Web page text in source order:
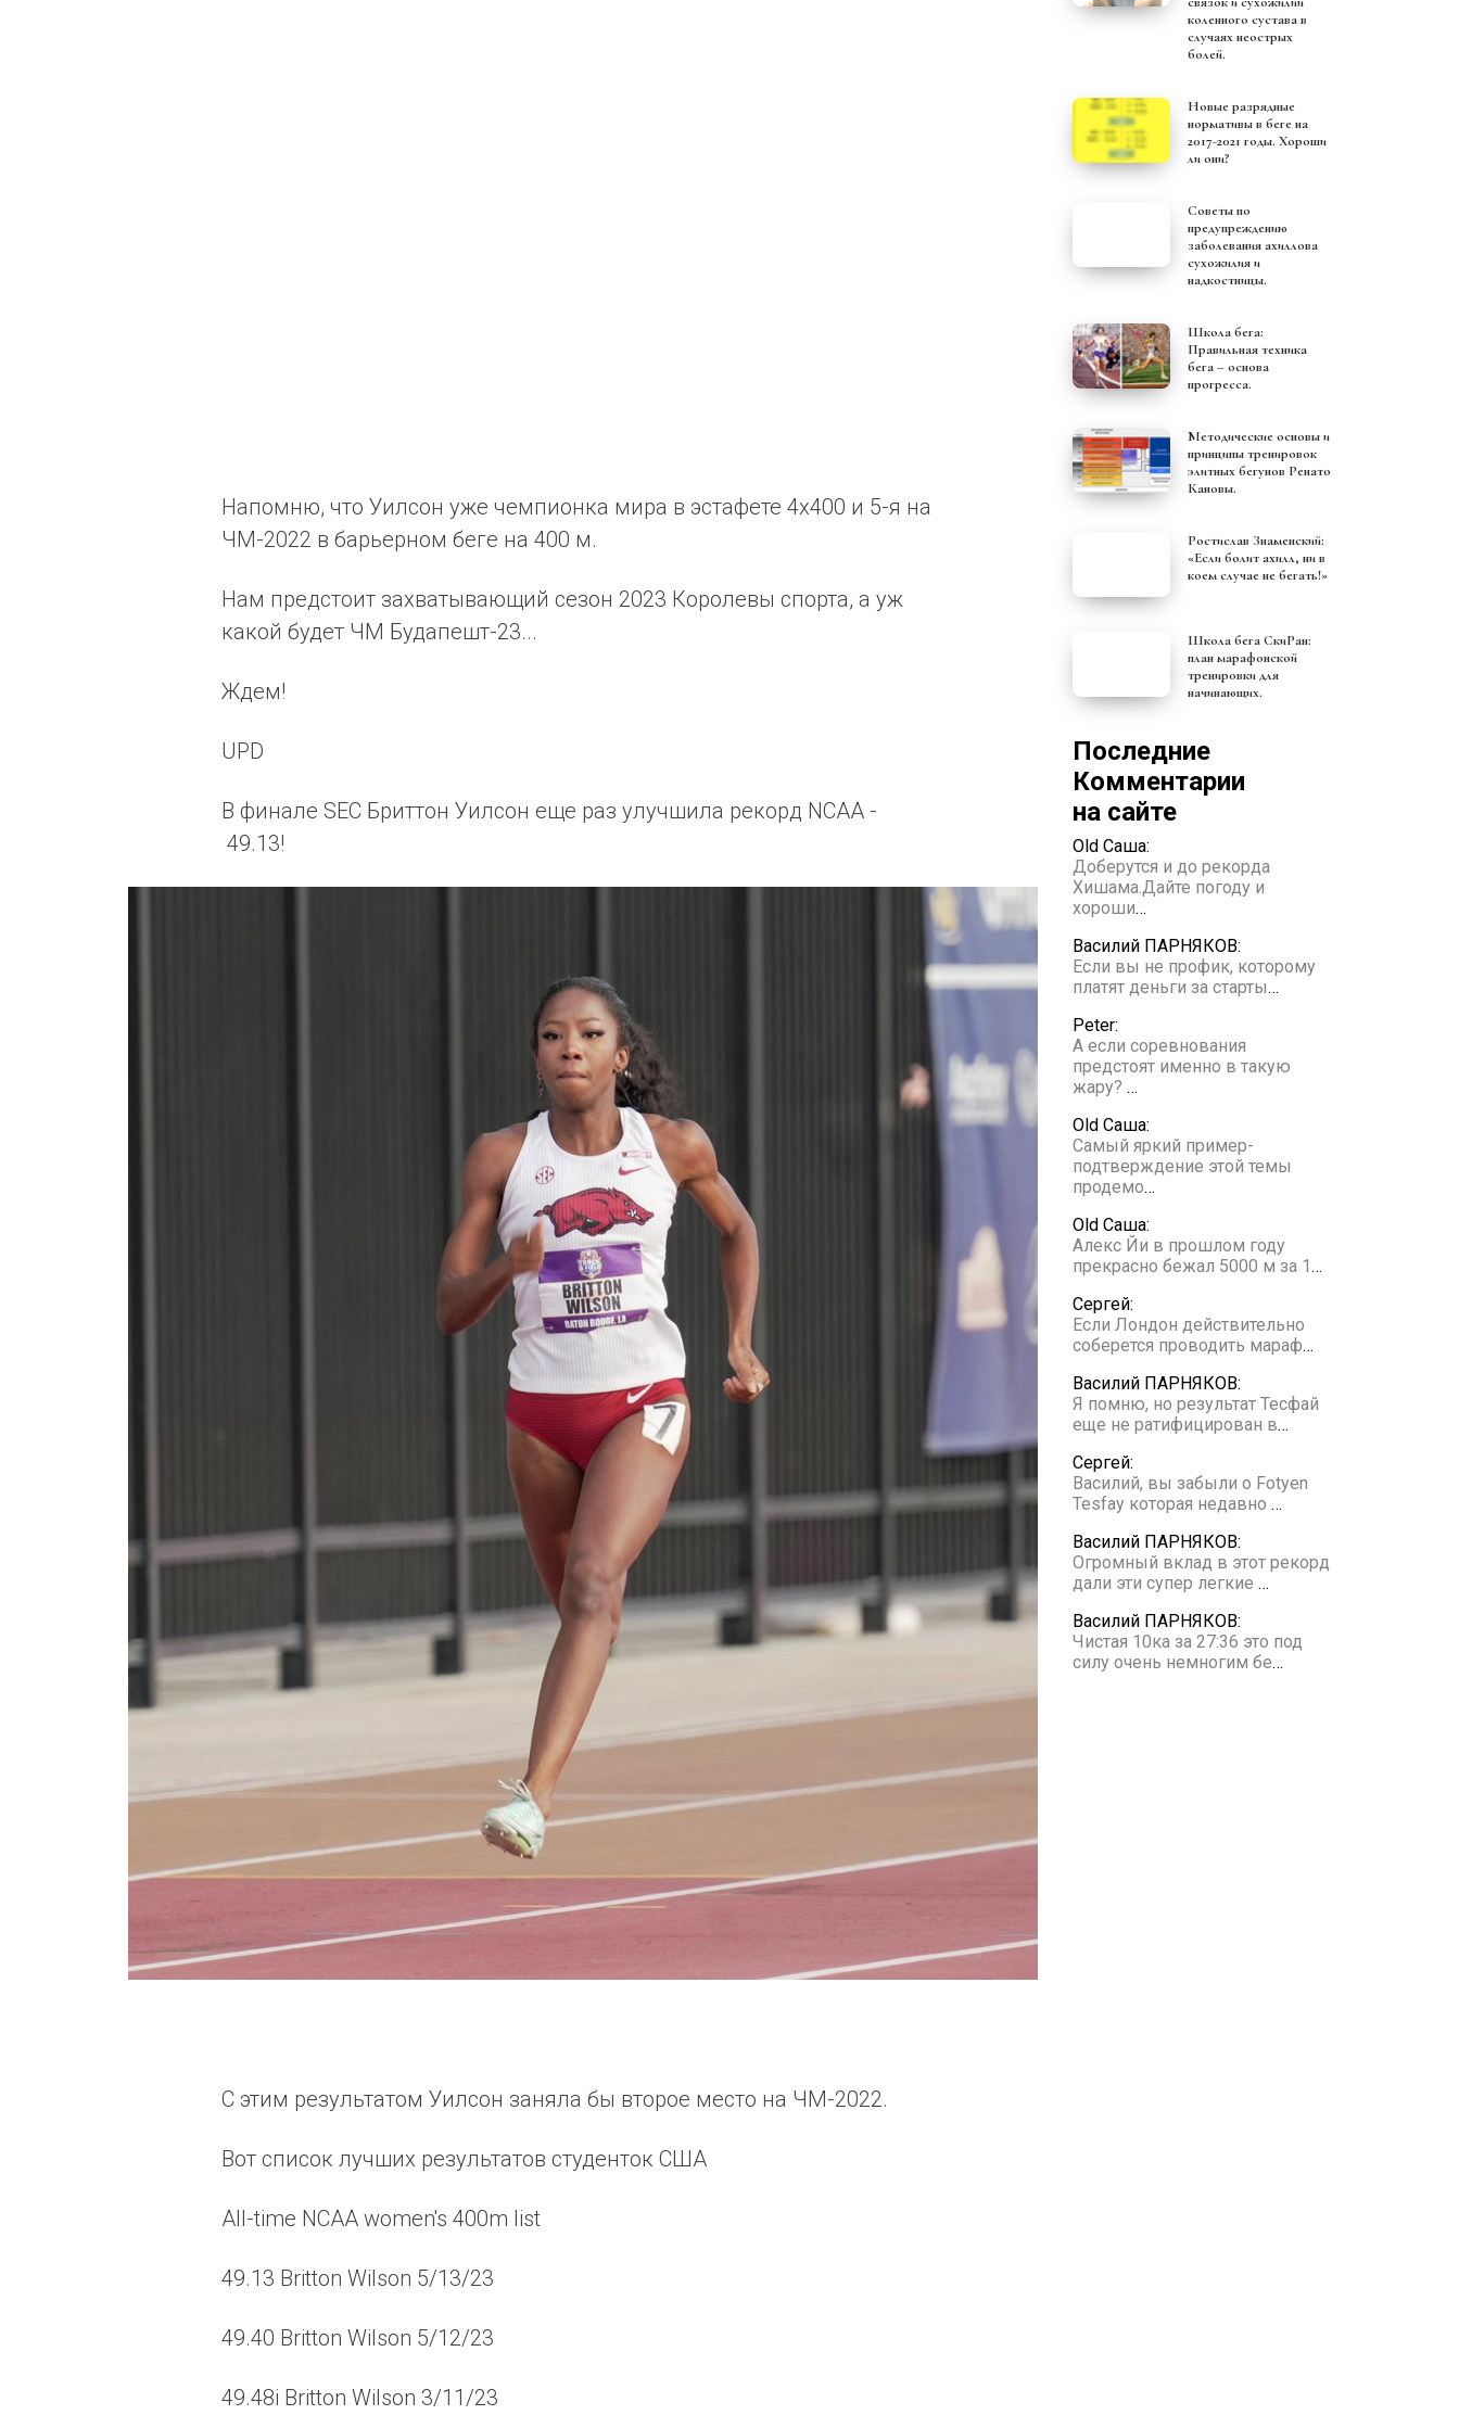
Напомню, что Уилсон уже чемпионка мира в эстафете 4х400 и 5-я на
ЧМ-2022 в барьерном беге на 400 м.
Нам предстоит захватывающий сезон 2023 Королевы спорта, а уж
какой будет ЧМ Будапешт-23...
Ждем!
UPD
В финале SEC Бриттон Уилсон еще раз улучшила рекорд NCAA -
49.13!
С этим результатом Уилсон заняла бы второе место на ЧМ-2022.
Вот список лучших результатов студенток США
All-time NCAA women's 400m list
49.13 Britton Wilson 5/13/23
49.40 Britton Wilson 5/12/23
49.48i Britton Wilson 3/11/23
коленного сустава в
случаях неострых
болей.
Новые разрядные
нормативы в беге на
2017-2021 годы. Хороши
ли они?
Советы по
предупреждению
заболевания ахиллова
сухожилия и
надкостницы.
Школа бега:
Правильная техника
бега – основа
прогресса.
Методические основы и
принципы тренировок
элитных бегунов Ренато
Кановы.
Ростислав Знаменский:
«Если болит ахилл, ни в
коем случае не бегать!»
Школа бега СкиРан:
план марафонской
тренировки для
начинающих.
Последние
Комментарии
на сайте
Old Саша:
Доберутся и до рекорда
Хишама.Дайте погоду и
хороши…
Василий ПАРНЯКОВ:
Если вы не профик, которому
платят деньги за старты…
Peter:
А если соревнования
предстоят именно в такую
жару? …
Old Саша:
Самый яркий пример-
подтверждение этой темы
продемо…
Old Саша:
Алекс Йи в прошлом году
прекрасно бежал 5000 м за 1…
Сергей:
Если Лондон действительно
соберется проводить мараф…
Василий ПАРНЯКОВ:
Я помню, но результат Тесфай
еще не ратифицирован в…
Сергей:
Василий, вы забыли о Fotyen
Tesfay которая недавно …
Василий ПАРНЯКОВ:
Огромный вклад в этот рекорд
дали эти супер легкие …
Василий ПАРНЯКОВ:
Чистая 10ка за 27:36 это под
силу очень немногим бе…